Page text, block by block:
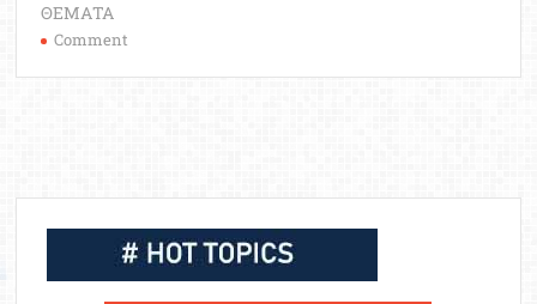
ΘΕΜΑΤΑ
Comment
CIWF:
για